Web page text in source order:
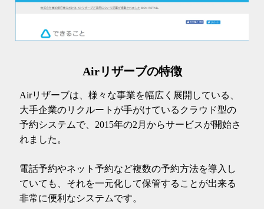
Airリザーブの特徴
Airリザーブは、様々な事業を幅広く展開している、
大手企業のリクルートが手がけているクラウド型の
予約システムで、2015年の2月からサービスが開始さ
れました。
電話予約やネット予約など複数の予約方法を導入し
ていても、それを一元化して保管することが出来る
非常に便利なシステムです。